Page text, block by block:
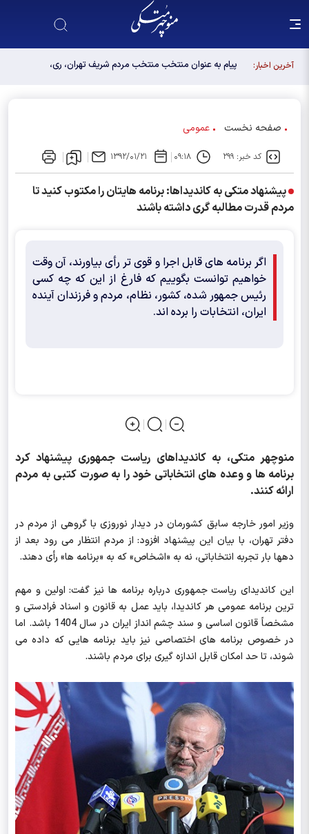
آخرین اخبار:
پیام به عنوان منتخب منتخب مردم شریف تهران، ری،
صفحه نخست عمومی
کد خبر: ۲۹۹ ۰۹:۱۸ ۱۳۹۲/۰۱/۲۱
پیشنهاد متکی به کاندیداها: برنامه هایتان را مکتوب کنید تا
مردم قدرت مطالبه گری داشته باشند
اگر برنامه های قابل اجرا و قوی تر رأی بیاورند، آن وقت
خواهیم توانست بگوییم که فارغ از این که چه کسی
رئیس جمهور شده، کشور، نظام، مردم و فرزندان آینده
ایران، انتخابات را برده اند.
منوچهر متکی، به کاندیداهای ریاست جمهوری پیشنهاد کرد
برنامه ها و وعده های انتخاباتی خود را به صورت کتبی به مردم
ارائه کنند.
وزیر امور خارجه سابق کشورمان در دیدار نوروزی با گروهی از مردم در
دفتر تهران، با بیان این پیشنهاد افزود: از مردم انتظار می رود بعد از
دهها بار تجربه انتخاباتی، نه به «اشخاص» که به «برنامه ها» رأی دهند.
این کاندیدای ریاست جمهوری درباره برنامه ها نیز گفت: اولین و مهم
ترین برنامه عمومی هر کاندیدا، باید عمل به قانون و اسناد فرادستی و
مشخصاً قانون اساسی و سند چشم انداز ایران در سال 1404 باشد. اما
در خصوص برنامه های اختصاصی نیز باید برنامه هایی که داده می
شوند، تا حد امکان قابل اندازه گیری برای مردم باشند.